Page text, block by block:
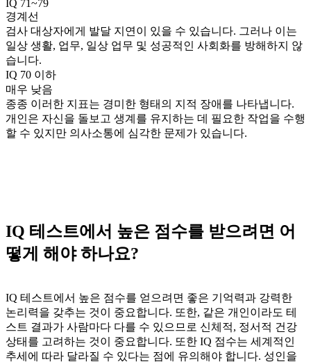
IQ 71~79
경계선
검사 대상자에게 발달 지연이 있을 수 있습니다. 그러나 이는
일상 생활, 업무, 일상 업무 및 성공적인 사회화를 방해하지 않
습니다.
IQ 70 이하
매우 낮음
종종 이러한 지표는 경미한 형태의 지적 장애를 나타냅니다.
개인은 자신을 돌보고 생계를 유지하는 데 필요한 작업을 수행
할 수 있지만 의사소통에 심각한 문제가 있습니다.
IQ 테스트에서 높은 점수를 받으려면 어
떻게 해야 하나요?
IQ 테스트에서 높은 점수를 얻으려면 좋은 기억력과 강력한
논리력을 갖추는 것이 중요합니다. 또한, 같은 개인이라도 테
스트 결과가 사람마다 다를 수 있으므로 신체적, 정서적 건강
상태를 고려하는 것이 중요합니다. 또한 IQ 점수는 세계적인
추세에 따라 달라질 수 있다는 점에 유의해야 합니다. 성인을